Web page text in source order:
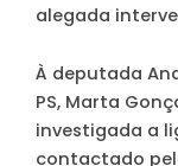
alegada
À deputada
PS, Marta
investigada a
contactado